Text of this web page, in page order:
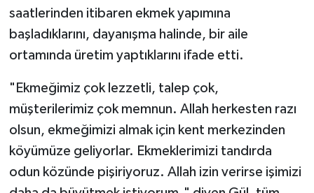
saatlerinden itibaren ekmek yapımına
başladıklarını, dayanışma halinde, bir aile
ortamında üretim yaptıklarını ifade etti.
"Ekmeğimiz çok lezzetli, talep çok,
müşterilerimiz çok memnun. Allah herkesten razı
olsun, ekmeğimizi almak için kent merkezinden
köyümüze geliyorlar. Ekmeklerimizi tandırda
odun közünde pişiriyoruz. Allah izin verirse işimizi